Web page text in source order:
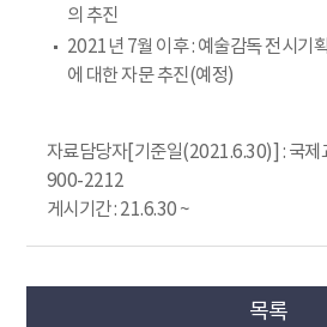
의 추진
2021년 7월 이후 : 예술감독 전시기
에 대한 자문 추진(예정)
자료담당자[기준일(2021.6.30)] : 국제
900-2212
게시기간 : 21.6.30 ~
목록